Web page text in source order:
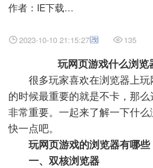
作者：IE下载乐园
2023-10-10 21:15:27 135
玩网页游戏什么浏览
很多玩家喜欢在浏览器上玩
的时候最重要的就是不卡，那
非常重要。一起来了解一下什
快一点吧。
玩网页游戏的浏览器有哪些
一、双核浏览器